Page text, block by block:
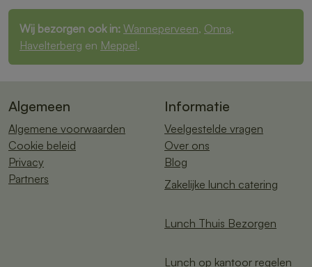
Wij bezorgen ook in: Wanneperveen, Onna,
Havelterberg en Meppel.
Algemeen
Algemene voorwaarden
Cookie beleid
Privacy
Partners
Informatie
Veelgestelde vragen
Over ons
Blog
Zakelijke lunch catering
Lunch Thuis Bezorgen
Lunch op kantoor regelen